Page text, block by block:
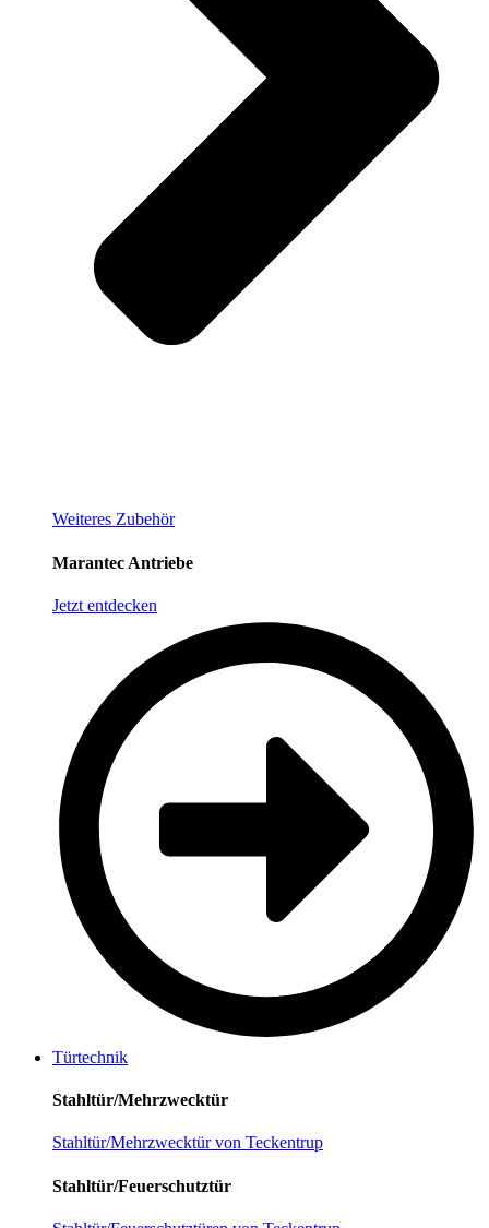
Weiteres Zubehör
Marantec Antriebe
Jetzt entdecken
Türtechnik
Stahltür/Mehrzwecktür
Stahltür/Mehrzwecktür von Teckentrup
Stahltür/Feuerschutztür